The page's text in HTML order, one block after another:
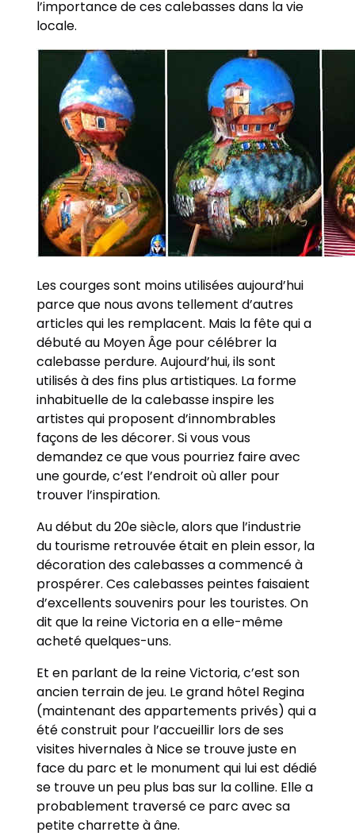
l’importance de ces calebasses dans la vie
locale.
Les courges sont moins utilisées aujourd’hui
parce que nous avons tellement d’autres
articles qui les remplacent. Mais la fête qui a
débuté au Moyen Âge pour célébrer la
calebasse perdure. Aujourd’hui, ils sont
utilisés à des fins plus artistiques. La forme
inhabituelle de la calebasse inspire les
artistes qui proposent d’innombrables
façons de les décorer. Si vous vous
demandez ce que vous pourriez faire avec
une gourde, c’est l’endroit où aller pour
trouver l’inspiration.
Au début du 20e siècle, alors que l’industrie
du tourisme retrouvée était en plein essor, la
décoration des calebasses a commencé à
prospérer. Ces calebasses peintes faisaient
d’excellents souvenirs pour les touristes. On
dit que la reine Victoria en a elle-même
acheté quelques-uns.
Et en parlant de la reine Victoria, c’est son
ancien terrain de jeu. Le grand hôtel Regina
(maintenant des appartements privés) qui a
été construit pour l’accueillir lors de ses
visites hivernales à Nice se trouve juste en
face du parc et le monument qui lui est dédié
se trouve un peu plus bas sur la colline. Elle a
probablement traversé ce parc avec sa
petite charrette à âne.